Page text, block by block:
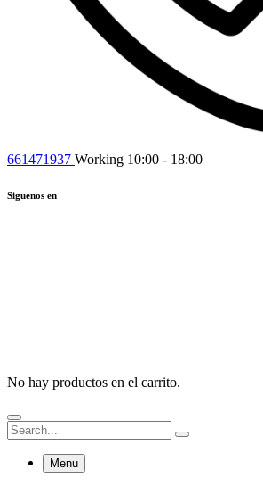
661471937 Working 10:00 - 18:00
Siguenos en
No hay productos en el carrito.
Menu